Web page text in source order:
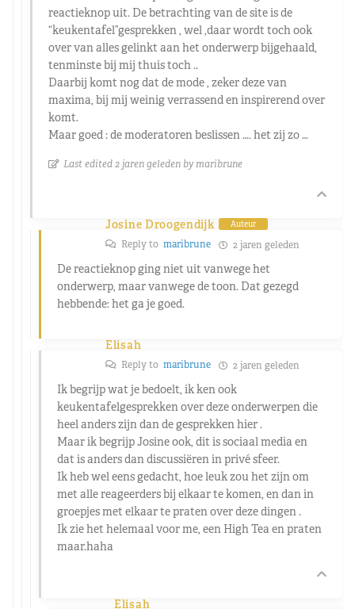
reactieknop uit. De betrachting van de site is de
“keukentafel”gesprekken , wel ,daar wordt toch ook
over van alles gelinkt aan het onderwerp bijgehaald,
tenminste bij mij thuis toch ..
Daarbij komt nog dat de mode , zeker deze van
maxima, bij mij weinig verrassend en inspirerend over
komt.
Maar goed : de moderatoren beslissen …. het zij zo …
Last edited 2 jaren geleden by maribrune
Josine Droogendijk Auteur
Reply to maribrune 2 jaren geleden
De reactieknop ging niet uit vanwege het
onderwerp, maar vanwege de toon. Dat gezegd
hebbende: het ga je goed.
Elisah
Reply to maribrune 2 jaren geleden
Ik begrijp wat je bedoelt, ik ken ook
keukentafelgesprekken over deze onderwerpen die
heel anders zijn dan de gesprekken hier .
Maar ik begrijp Josine ook, dit is sociaal media en
dat is anders dan discussiëren in privé sfeer.
Ik heb wel eens gedacht, hoe leuk zou het zijn om
met alle reageerders bij elkaar te komen, en dan in
groepjes met elkaar te praten over deze dingen .
Ik zie het helemaal voor me, een High Tea en praten
maar.haha
Elisah